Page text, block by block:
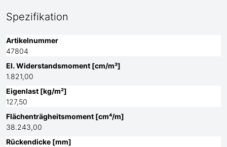
Spezifikation
Artikelnummer
47804
El. Widerstandsmoment [cm/m³]
1.821,00
Eigenlast [kg/m²]
127,50
Flächenträgheitsmoment [cm⁴/m]
38.243,00
Rückendicke [mm]